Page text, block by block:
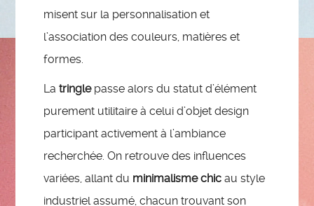
misent sur la personnalisation et
l’association des couleurs, matières et
formes.
Latringlepasse alors du statut d’élément
purement utilitaire à celui d’objet design
participant activement à l’ambiance
recherchée. On retrouve des influences
variées, allant du minimalisme chic au style
industriel assumé, chacun trouvant son